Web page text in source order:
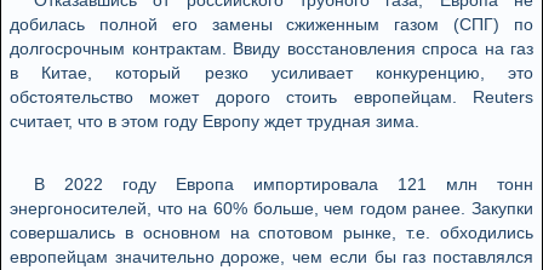
добилась полной его замены сжиженным газом (СПГ) по
долгосрочным контрактам. Ввиду восстановления спроса на газ
в Китае, который резко усиливает конкуренцию, это
обстоятельство может дорого стоить европейцам. Reuters
считает, что в этом году Европу ждет трудная зима.
В 2022 году Европа импортировала 121 млн тонн
энергоносителей, что на 60% больше, чем годом ранее. Закупки
совершались в основном на спотовом рынке, т.е. обходились
европейцам значительно дороже, чем если бы газ поставлялся